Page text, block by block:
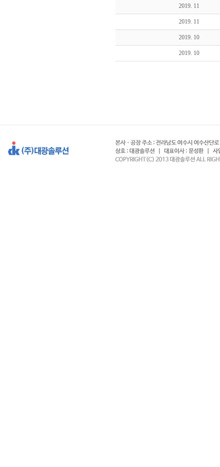
2019. 11
2019. 11
2019. 10
2019. 10